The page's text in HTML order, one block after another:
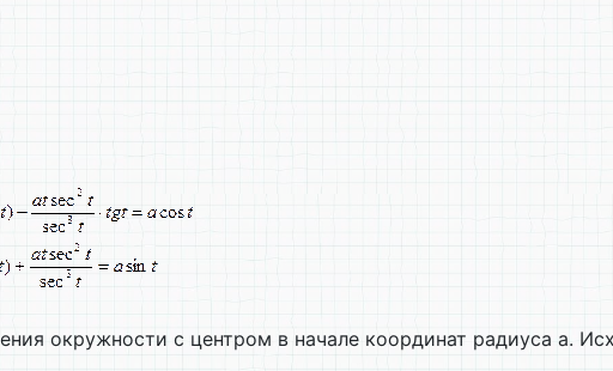
окружности с центром в начале координат радиуса а.